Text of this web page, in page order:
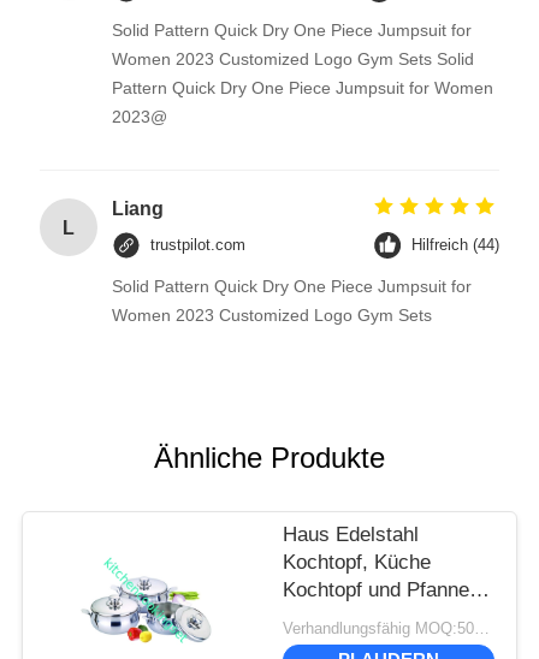
Solid Pattern Quick Dry One Piece Jumpsuit for
Women 2023 Customized Logo Gym Sets Solid
Pattern Quick Dry One Piece Jumpsuit for Women
2023@
L
Liang
trustpilot.com Hilfreich (44)
Solid Pattern Quick Dry One Piece Jumpsuit for
Women 2023 Customized Logo Gym Sets
Ähnliche Produkte
Haus Edelstahl
Kochtopf, Küche
Kochtopf und Pfanne
Einfache Reinigung